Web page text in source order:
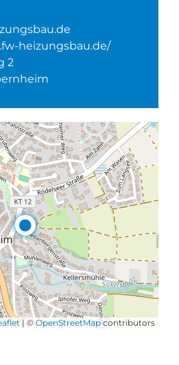
heizungsbau.de/
2
|© OpenStreetMapcontributors